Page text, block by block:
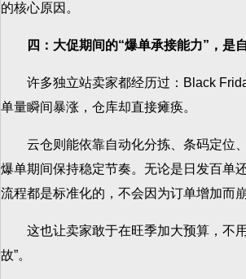
的核心原因。
四：大促期间的“爆单承接能力”，是
许多独立站卖家都经历过：Black
单量瞬间暴涨，仓库却直接瘫痪。
云仓则能依靠自动化分拣、条码定位
爆单期间保持稳定节奏。无论是日发百单
流程都是标准化的，不会因为订单增加而崩
这也让卖家敢于在旺季加大预算，不用
故”。